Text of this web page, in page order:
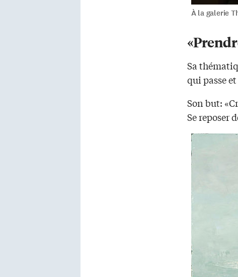
À la galerie
Sa
qui passe
Son but:
Se reposer